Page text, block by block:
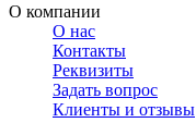
О компании
О нас
Контакты
Реквизиты
Задать вопрос
Клиенты и отзывы